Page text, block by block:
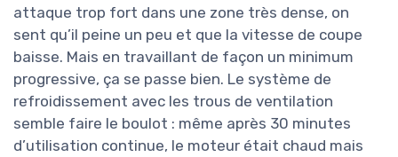
attaque trop fort dans une zone très dense, on
sent qu’il peine un peu et que la vitesse de coupe
baisse. Mais en travaillant de façon un minimum
progressive, ça se passe bien. Le système de
refroidissement avec les trous de ventilation
semble faire le boulot : même après 30 minutes
d’utilisation continue, le moteur était chaud mais